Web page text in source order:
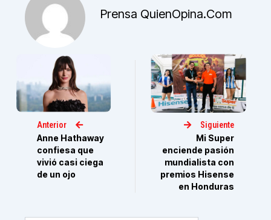
Prensa QuienOpina.com
Anterior
Anne Hathaway
confiesa que
vivió casi ciega
de un ojo
Siguiente
Mi Super
enciende pasión
mundialista con
premios Hisense
en Honduras